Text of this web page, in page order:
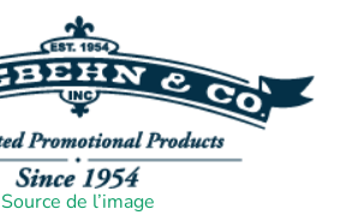
Source de l’image